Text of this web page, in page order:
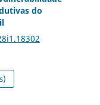
do